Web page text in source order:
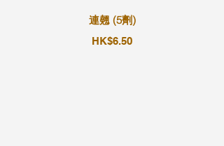
連翹 (5劑)
HK$6.50